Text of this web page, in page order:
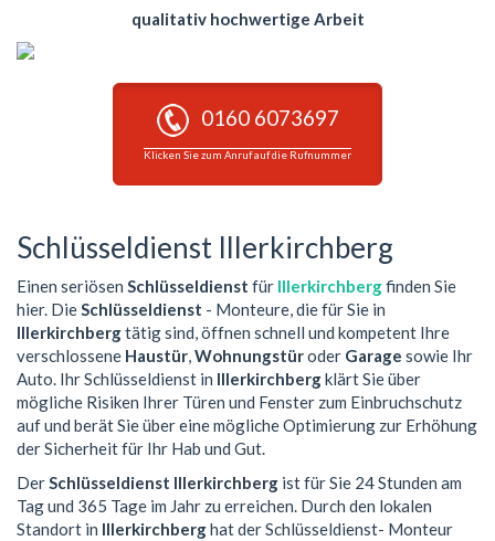
qualitativ hochwertige Arbeit
0160 6073697
Klicken Sie zum Anruf auf die Rufnummer
Schlüsseldienst Illerkirchberg
Einen seriösen Schlüsseldienst für Illerkirchbergfinden Sie
hier. DieSchlüsseldienst - Monteure, die für Sie in
Illerkirchbergtätig sind, öffnen schnell und kompetent Ihre
verschlossene Haustür,Wohnungstüroder Garage sowie Ihr
Auto. Ihr Schlüsseldienst in Illerkirchbergklärt Sie über
mögliche Risiken Ihrer Türen und Fenster zum Einbruchschutz
auf und berät Sie über eine mögliche Optimierung zur Erhöhung
der Sicherheit für Ihr Hab und Gut.
DerSchlüsseldienst Illerkirchberg ist für Sie 24 Stunden am
Tag und 365 Tage im Jahr zu erreichen. Durch den lokalen
Standort in Illerkirchberghat der Schlüsseldienst- Monteur